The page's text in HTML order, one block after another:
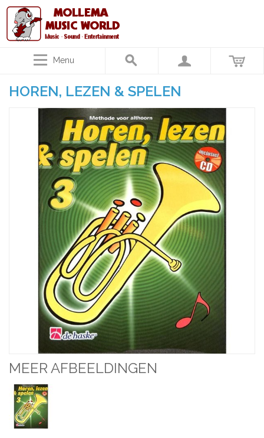
Menu
HOREN, LEZEN & SPELEN
MEER AFBEELDINGEN